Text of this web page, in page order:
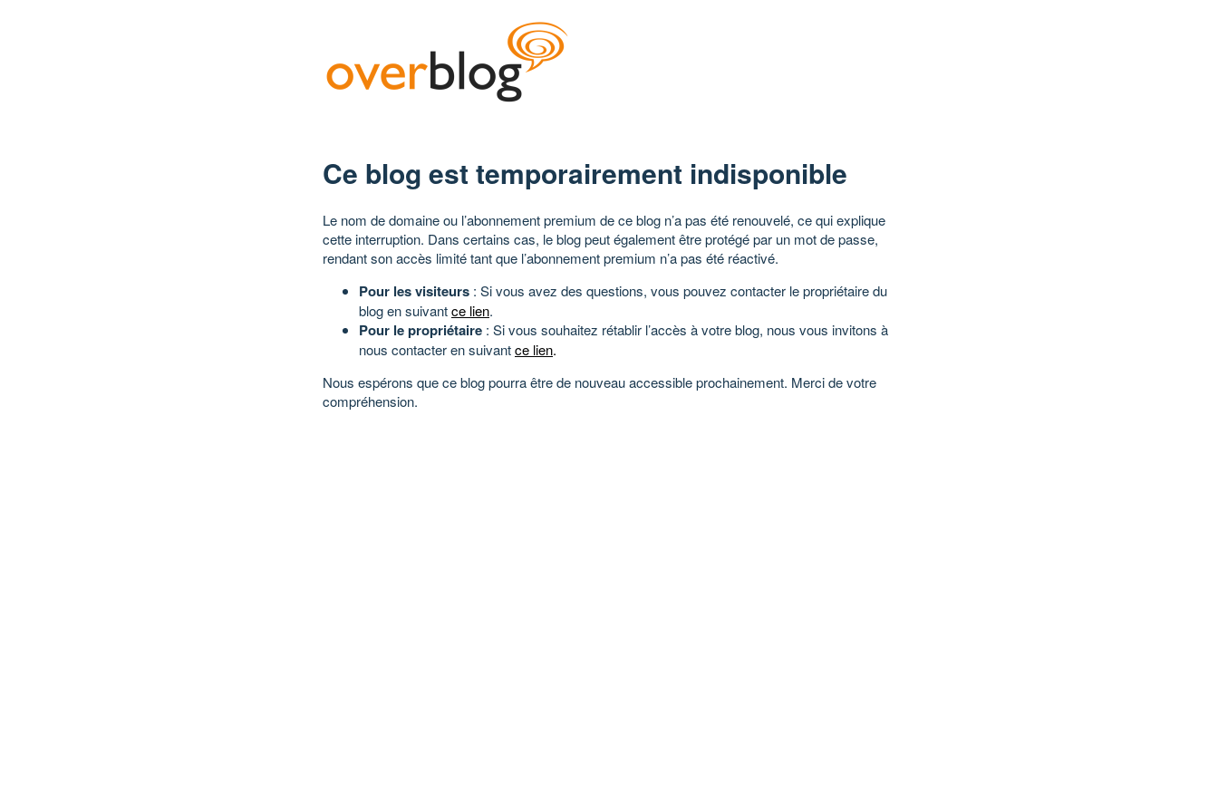
Ce blog est temporairement indisponible
Le nom de domaine ou l’abonnement premium de ce blog n’a pas été renouvelé, ce qui explique
cette interruption. Dans certains cas, le blog peut également être protégé par un mot de passe,
rendant son accès limité tant que l’abonnement premium n’a pas été réactivé.
Pour les visiteurs : Si vous avez des questions, vous pouvez contacter le propriétaire du
blog en suivantce lien.
Pour le propriétaire : Si vous souhaitez rétablir l’accès à votre blog, nous vous invitons à
nous contacter en suivantce lien.
Nous espérons que ce blog pourra être de nouveau accessible prochainement. Merci de votre
compréhension.